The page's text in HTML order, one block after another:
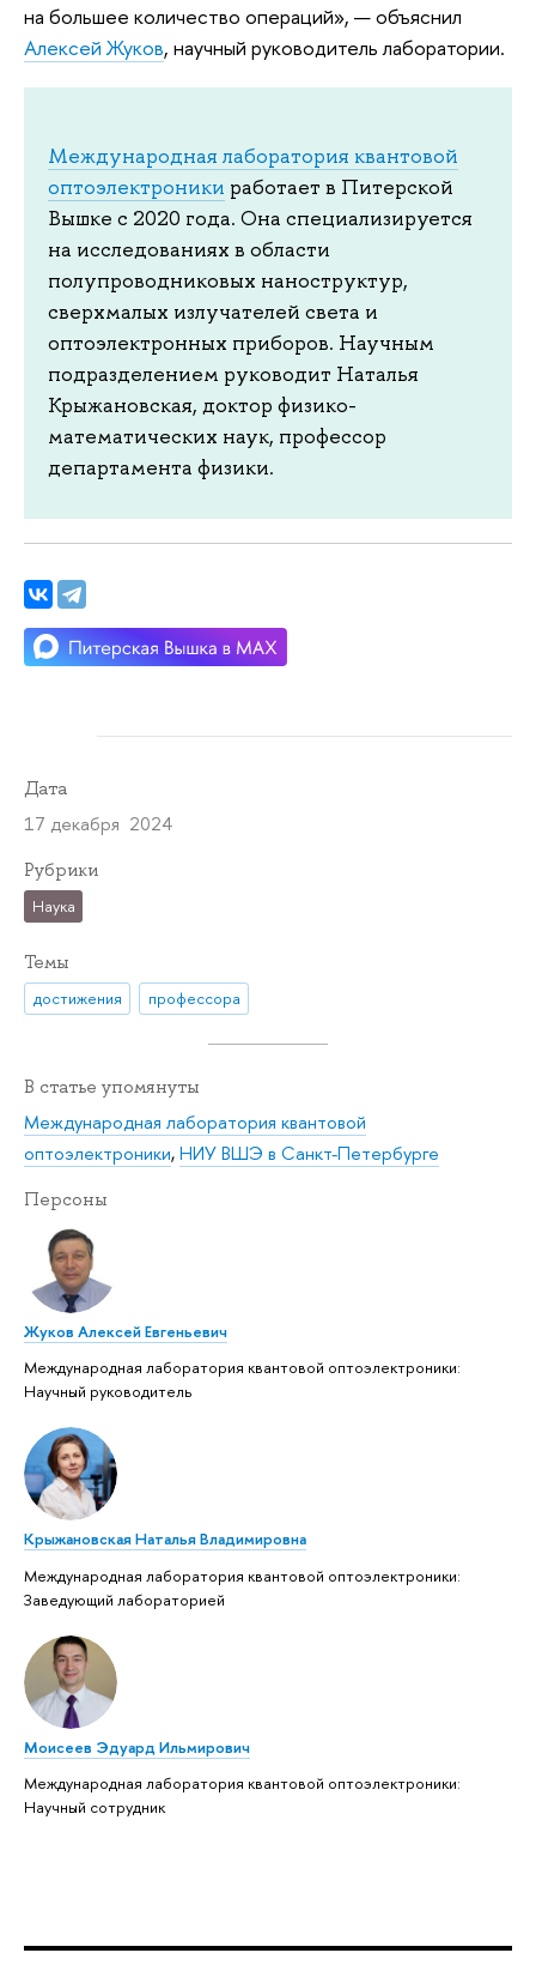
на большее количество операций», — объяснил
Алексей Жуков, научный руководитель лаборатории.
Международная лаборатория квантовой
оптоэлектроники работает в Питерской
Вышке с 2020 года. Она специализируется
на исследованиях в области
полупроводниковых наноструктур,
сверхмалых излучателей света и
оптоэлектронных приборов. Научным
подразделением руководит Наталья
Крыжановская, доктор физико-
математических наук, профессор
департамента физики.
Дата
17 декабря 2024
Рубрики
Наука
Темы
достижения профессора
В статье упомянуты
Международная лаборатория квантовой
оптоэлектроники,НИУ ВШЭ в Санкт-Петербурге
Персоны
Жуков Алексей Евгеньевич
Международная лаборатория квантовой оптоэлектроники:
Научный руководитель
Крыжановская Наталья Владимировна
Международная лаборатория квантовой оптоэлектроники:
Заведующий лабораторией
Моисеев Эдуард Ильмирович
Международная лаборатория квантовой оптоэлектроники:
Научный сотрудник